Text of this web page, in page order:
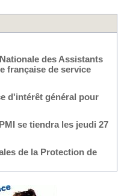
des Assistants
française de service
d'intérêt général pour
se tiendra les jeudi 27
de la Protection de